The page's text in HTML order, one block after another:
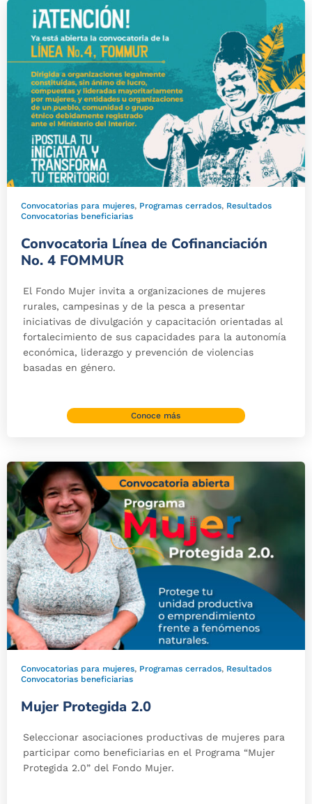
Convocatorias para mujeres, Programas cerrados, Resultados
Convocatorias beneficiarias
Convocatoria Línea de Cofinanciación
No. 4 FOMMUR
El Fondo Mujer invita a organizaciones de mujeres
rurales, campesinas y de la pesca a presentar
iniciativas de divulgación y capacitación orientadas al
fortalecimiento de sus capacidades para la autonomía
económica, liderazgo y prevención de violencias
basadas en género.
Conoce más
Convocatorias para mujeres, Programas cerrados, Resultados
Convocatorias beneficiarias
Mujer Protegida 2.0
Seleccionar asociaciones productivas de mujeres para
participar como beneficiarias en el Programa “Mujer
Protegida 2.0” del Fondo Mujer.
Instagram:
@fondomujer
Facebook:
Fondo Mujer Libre y
Productiva
LinkedIn:
Fondo Mujer
Youtube:
Fondo Mujer